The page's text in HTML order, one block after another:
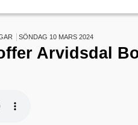
SÖNDAG 10 MARS 2024
Arvidsdal